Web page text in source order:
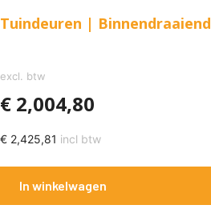
Tuindeuren | Binnendraaiend
excl. btw
€ 2,004,80
€ 2,425,81 incl btw
In winkelwagen